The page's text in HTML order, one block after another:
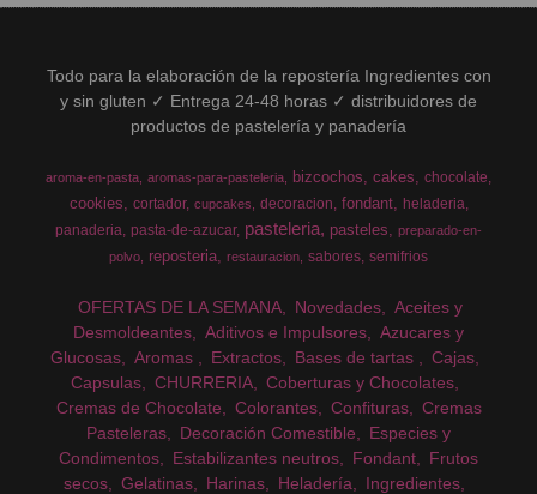
Todo para la elaboración de la repostería Ingredientes con
y sin gluten ✓ Entrega 24-48 horas ✓ distribuidores de
productos de pastelería y panadería
aroma-en-pasta aromas-para-pasteleria bizcochos cakes chocolate
cookies cortador cupcakes decoracion fondant
heladeria
panaderia pasta-de-azucar pasteleria pasteles
preparado-en-
polvo
reposteria restauracion sabores semifrios
OFERTAS DE LA SEMANA Novedades
Aceites y
Desmoldeantes
Aditivos e Impulsores
Azucares y
Glucosas
Aromas Extractos Bases de tartas
Cajas
Capsulas
CHURRERIA
Coberturas y Chocolates
Cremas de Chocolate
Colorantes Confituras
Cremas
Pasteleras
Decoración Comestible
Especies y
Condimentos
Estabilizantes neutros Fondant
Frutos
secos
Gelatinas Harinas Heladería
Ingredientes